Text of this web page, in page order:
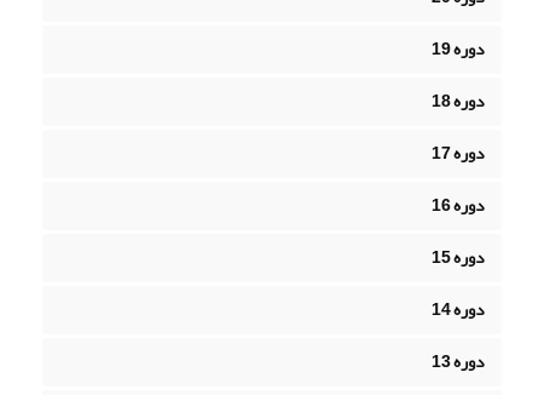
دوره 19
دوره 18
دوره 17
دوره 16
دوره 15
دوره 14
دوره 13